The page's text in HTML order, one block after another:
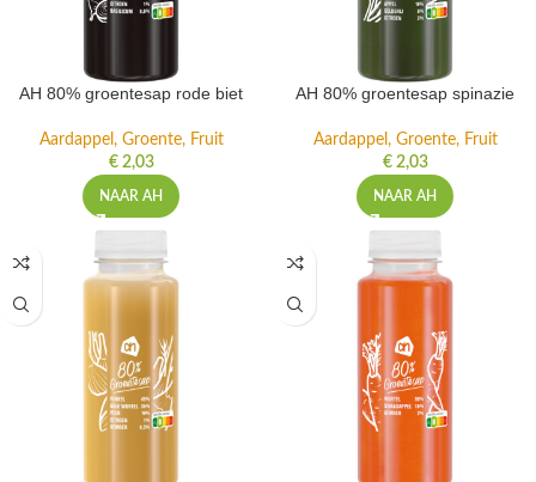
AH 80% groentesap rode biet
Aardappel, Groente, Fruit
€2,03
NAAR AH
AH 80% groentesap spinazie
Aardappel, Groente, Fruit
€2,03
NAAR AH